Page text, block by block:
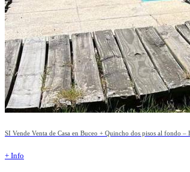
SI Vende Venta de Casa en Buceo + Quincho dos pisos al fondo –
+ Info